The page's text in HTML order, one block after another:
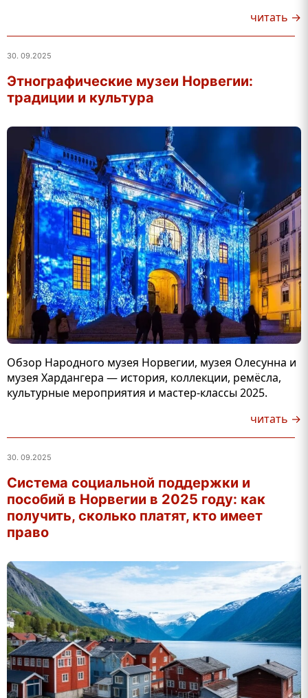
читать →
30. 09.2025
Этнографические музеи Норвегии:
традиции и культура
Обзор Народного музея Норвегии, музея Олесунна и
музея Хардангера — история, коллекции, ремёсла,
культурные мероприятия и мастер-классы 2025.
читать →
30. 09.2025
Система социальной поддержки и
пособий в Норвегии в 2025 году: как
получить, сколько платят, кто имеет
право